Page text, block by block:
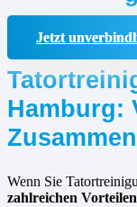
Jetzt
Hamburg:
Wenn Sie
zahlreichen Vorteilen